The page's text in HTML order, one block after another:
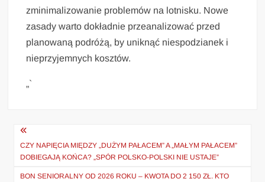
zminimalizowanie problemów na lotnisku. Nowe
zasady warto dokładnie przeanalizować przed
planowaną podróżą, by uniknąć niespodzianek i
nieprzyjemnych kosztów.
„`
Nawigacja
wpisu
CZY NAPIĘCIA MIĘDZY „DUŻYM PAŁACEM” A „MAŁYM PAŁACEM”
DOBIEGAJĄ KOŃCA? „SPÓR POLSKO-POLSKI NIE USTAJE”
BON SENIORALNY OD 2026 ROKU – KWOTA DO 2 150 ZŁ. KTO